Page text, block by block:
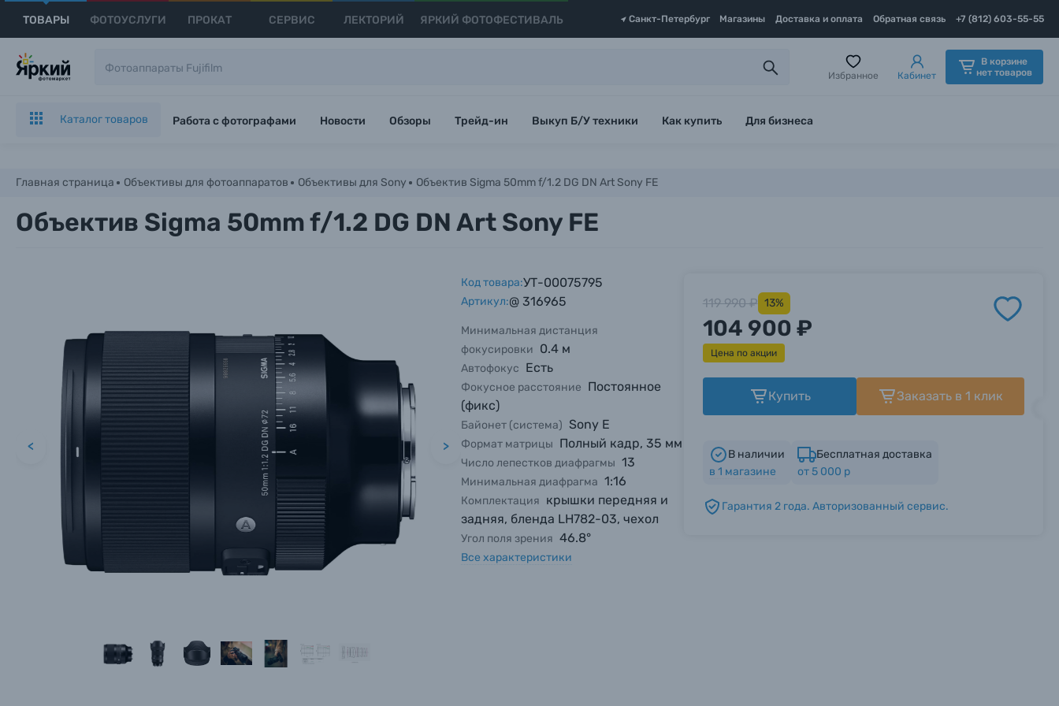
ТОВАРЫ ФОТОУСЛУГИ ПРОКАТ СЕРВИС ЛЕКТОРИЙ ЯРКИЙ ФОТОФЕСТИВАЛЬ Санкт-Петербург Магазины Доставка и оплата Обратная связь +7 (812) 603-55-55
Избранное Кабинет
В корзине
нет товаров
Каталог товаров Работа с фотографами Новости Обзоры Трейд-ин Выкуп Б/У техники Как купить Для бизнеса
Главная страница Объективы для фотоаппаратов Объективы для Sony Объектив Sigma 50mm f/1.2 DG DN Art Sony FE
Объектив Sigma 50mm f/1.2 DG DN Art Sony FE
< >
Код товара:УТ-00075795
Артикул:@ 316965
Минимальная дистанция
фокусировки 0.4 м
Автофокус Есть
Фокусное расстояние Постоянное
(фикс)
Байонет (система) Sony E
Формат матрицы Полный кадр, 35 мм
Число лепестков диафрагмы 13
Минимальная диафрагма 1:16
Комплектация крышки передняя и
задняя, бленда LH782-03, чехол
Угол поля зрения 46.8°
Все характеристики
119 990 ₽ 13%
104 900 ₽
Цена по акции
Купить Заказать в 1 клик
В наличии
в 1 магазине
Бесплатная доставка
от 5 000 р
Гарантия 2 года. Авторизованный сервис.